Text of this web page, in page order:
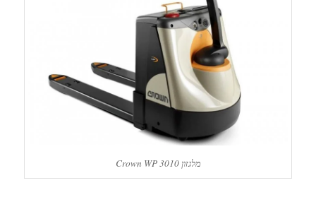
מלגזון Crown WP 3010